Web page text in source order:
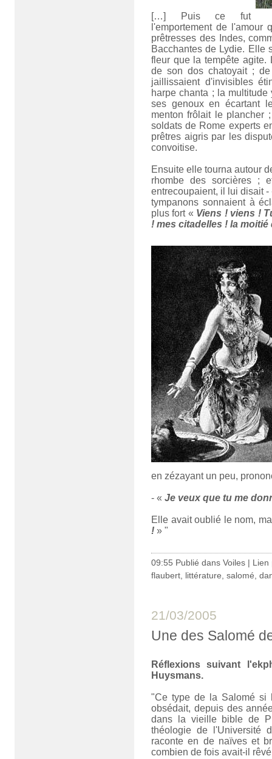
[…] Puis ce fut
l'emportement de l'amour
prêtresses des Indes,
Bacchantes de Lydie. Elle
fleur que la tempête agite.
de son dos chatoyait ;
jaillissaient d'invisibles
harpe chanta ; la
ses genoux en écartant
menton frôlait le plancher
soldats de Rome experts
prêtres aigris par les
convoitise.
Ensuite elle tourna autour
rhombe des sorcières ;
entrecoupaient, il lui disait
tympanons sonnaient à
plus fort « Viens ! viens !
! mes citadelles ! la
en zézayant un peu,
- « Je veux que tu me
Elle avait oublié le nom,
! » "
09:55 Publié dans Voiles | Lien
flaubert littérature salomé
21/03/2005
Une des Salomé
Réflexions suivant
Huysmans.
"Ce type de la Salomé si
obsédait, depuis des
dans la vieille bible de
théologie de l'Université
raconte en de naïves et
combien de fois avait-il